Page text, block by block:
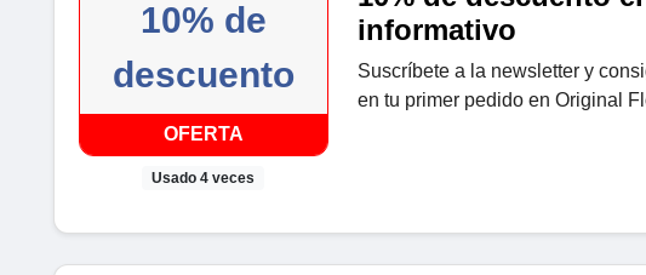
10% de
descuento
OFERTA
Usado 4 veces
informativo
Suscríbete a la newsletter y
en tu primer pedido en Original